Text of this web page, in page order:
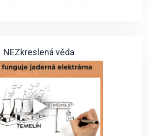
NEZkreslená věda